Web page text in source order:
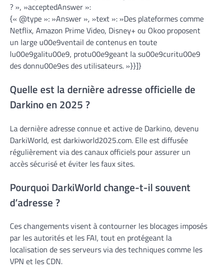
? », »acceptedAnswer »:
{« @type »: »Answer », »text »: »Des plateformes comme
Netflix, Amazon Prime Video, Disney+ ou Okoo proposent
un large u00e9ventail de contenus en toute
lu00e9galitu00e9, protu00e9geant la su00e9curitu00e9
des donnu00e9es des utilisateurs. »}}]}
Quelle est la dernière adresse officielle de
Darkino en 2025 ?
La dernière adresse connue et active de Darkino, devenu
DarkiWorld, est darkiworld2025.com. Elle est diffusée
régulièrement via des canaux officiels pour assurer un
accès sécurisé et éviter les faux sites.
Pourquoi DarkiWorld change-t-il souvent
d’adresse ?
Ces changements visent à contourner les blocages imposés
par les autorités et les FAI, tout en protégeant la
localisation de ses serveurs via des techniques comme les
VPN et les CDN.